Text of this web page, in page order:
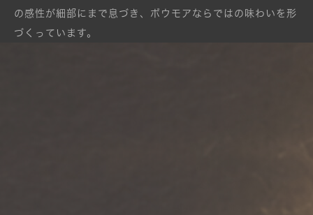
の感性が細部にまで息づき、ボウモアならではの味わいを形
づくっています。